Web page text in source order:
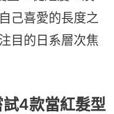
己喜愛的長度之
目的日系層次焦
4款當紅髮型